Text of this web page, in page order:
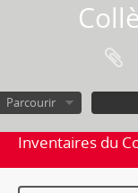
Parcourir
Inventaires du